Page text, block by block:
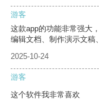
游客
这款app的功能非常强大
编辑文档、制作演示文稿
2025-10-24
游客
这个软件我非常喜欢